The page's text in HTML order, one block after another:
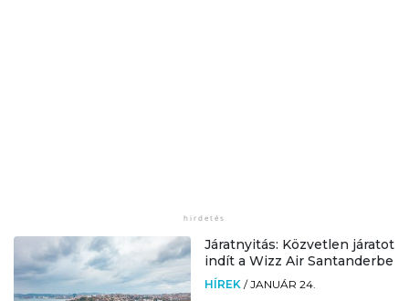
Járatnyitás: Közvetlen járatot
indít a Wizz Air Santanderbe
HÍREK /JANUÁR 24.